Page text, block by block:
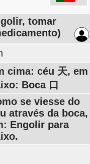
tomar
cima: céu 天, em
Boca 口
se viesse do
através da boca,
Engolir para